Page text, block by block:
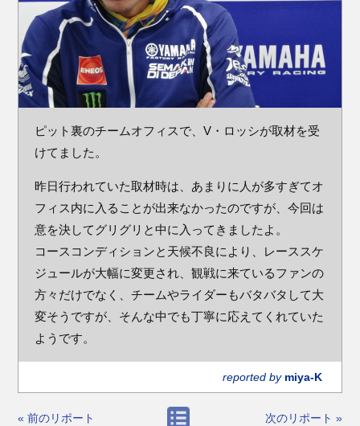
ピット裏のチームオフィスで、V・ロッシが取材を受
けてました。
昨日行われていた取材時は、あまりに人が多すぎてオ
フィス内に入ることが出来なかったのですが、今回は
意を決してグリグリと中に入ってきましたよ。
コースコンディションと天候不良により、レーススケ
ジュールが大幅に変更され、観戦に来ているファンの
方々だけでなく、チームやライダーもバタバタして大
変そうですが、そんな中でも丁寧に応えてくれていた
ようです。
reported by miya-K
« 前のリポート 次のリポート »